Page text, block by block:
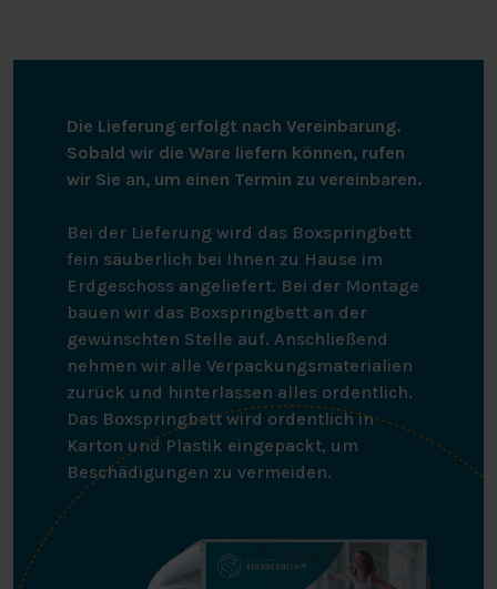
Die Lieferung erfolgt nach Vereinbarung.
Sobald wir die Ware liefern können, rufen
wir Sie an, um einen Termin zu vereinbaren.
Bei der Lieferung wird das Boxspringbett
fein säuberlich bei Ihnen zu Hause im
Erdgeschoss angeliefert. Bei der Montage
bauen wir das Boxspringbett an der
gewünschten Stelle auf. Anschließend
nehmen wir alle Verpackungsmaterialien
zurück und hinterlassen alles ordentlich.
Das Boxspringbett wird ordentlich in
Karton und Plastik eingepackt, um
Beschädigungen zu vermeiden.